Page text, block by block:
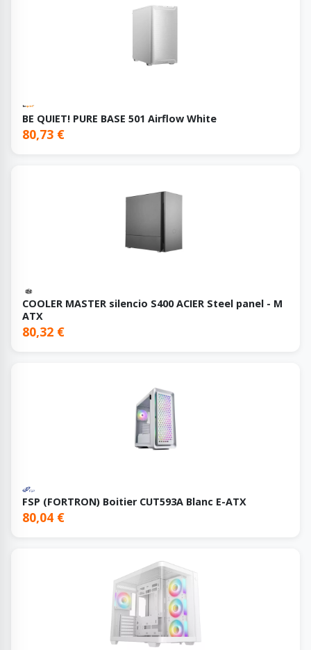
BE QUIET! PURE BASE 501 Airflow White
80,73 €
COOLER MASTER silencio S400 ACIER Steel panel - M
ATX
80,32 €
FSP (FORTRON) Boitier CUT593A Blanc E-ATX
80,04 €